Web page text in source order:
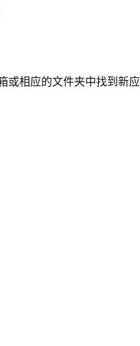
或相应的文件夹中找到新应